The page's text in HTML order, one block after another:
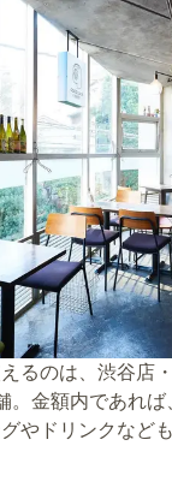
るのは、渋谷店
。金額内であれば
やドリンクなど